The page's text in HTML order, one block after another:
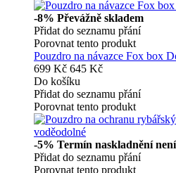
-8% Převážně skladem
Přidat do seznamu přání
Porovnat tento produkt
Pouzdro na návazce Fox box
699 Kč 645 Kč
Do košíku
Přidat do seznamu přání
Porovnat tento produkt
-5% Termín naskladnění
Přidat do seznamu přání
Porovnat tento produkt